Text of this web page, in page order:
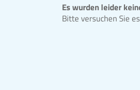
Es wurden leider
Bitte versuchen Sie